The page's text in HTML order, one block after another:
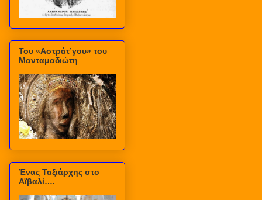
Του «Αστράτ’γου» του
Μανταμαδιώτη
Ένας Ταξιάρχης στο
Αϊβαλί….